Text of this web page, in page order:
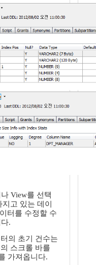
View를 선택
지고 있는 데이
터를 수정할 수
.
의 초기 건수는
스크롤 바를
가져옵니다.